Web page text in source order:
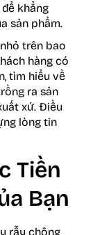
khẳng
sản phẩm.
trên bao
hàng có
tìm hiểu về
ra sản
xứ. Điều
lòng tin
Tiền
Bạn
rẫy chông